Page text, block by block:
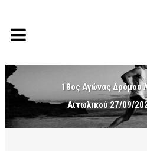
18ος Αγώνας Δρόμου
Αιτωλικού 27/09/